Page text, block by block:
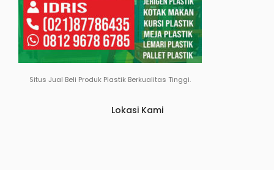
Situs Jual Beli Produk Plastik Berkualitas Tinggi.
Lokasi Kami